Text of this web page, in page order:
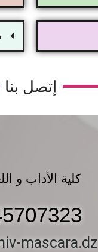
إتصل بنا
كلية الأداب و
mascara.dz